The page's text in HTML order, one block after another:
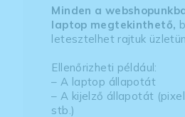
Minden a
laptop megtekinthető,
letesztelhet rajtuk
Ellenőrizheti például:
– A laptop állapotát
– A kijelző állapotát
stb.)